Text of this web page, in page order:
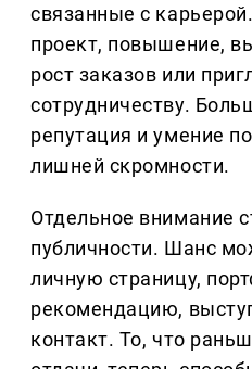
связанные с
проект, повышение,
рост заказов или
сотрудничеству.
репутация и умение
лишней скромности.
Отдельное внимание
публичности. Шанс
личную страницу,
рекомендацию,
контакт. То, что